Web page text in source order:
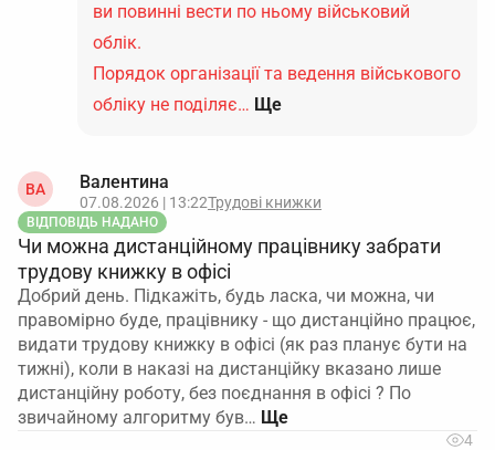
ви повинні вести по ньому військовий
облік.
Порядок організації та ведення військового
обліку не поділяє… Ще
ВА Валентина
07.08.2026 | 13:22Трудові книжки
ВІДПОВІДЬ НАДАНО
Чи можна дистанційному працівнику забрати
трудову книжку в офісі
Добрий день. Підкажіть, будь ласка, чи можна, чи
правомірно буде, працівнику - що дистанційно працює,
видати трудову книжку в офісі (як раз планує бути на
тижні), коли в наказі на дистанційку вказано лише
дистанційну роботу, без поєднання в офісі ? По
звичайному алгоритму був…
4